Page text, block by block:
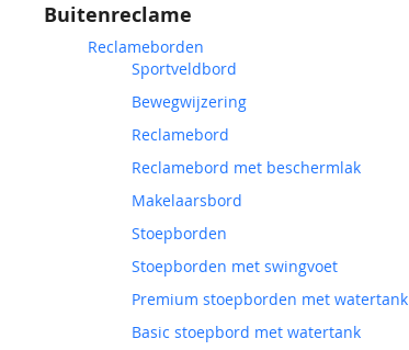
Buitenreclame
Reclameborden
Sportveldbord
Bewegwijzering
Reclamebord
Reclamebord met beschermlak
Makelaarsbord
Stoepborden
Stoepborden met swingvoet
Premium stoepborden met watertank
Basic stoepbord met watertank